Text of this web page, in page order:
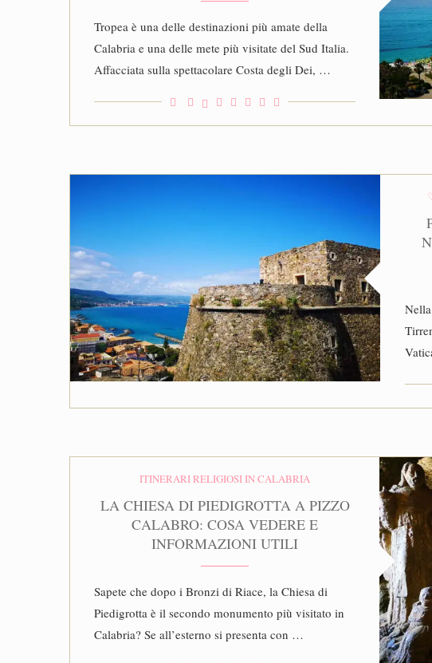
Tropea è una delle destinazioni più amate della
Calabria e una delle mete più visitate del Sud Italia.
Affacciata sulla spettacolare Costa degli Dei, …
ITINERARI RELIGIOSI IN CALABRIA
LA CHIESA DI PIEDIGROTTA A PIZZO
CALABRO: COSA VEDERE E
INFORMAZIONI UTILI
Sapete che dopo i Bronzi di Riace, la Chiesa di
Piedigrotta è il secondo monumento più visitato in
Calabria? Se all’esterno si presenta con …